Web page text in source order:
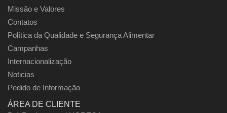
Missão e Valores
Contatos
Política da Qualidade e Segurança Alimentar
Campanhas
Internacionalização
Noticias
Pedido de Informação
ÁREA DE CLIENTE